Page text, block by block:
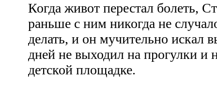
Когда живот перестал болеть,
раньше с ним никогда не
делать, и он мучительно искал
дней не выходил на прогулки и
детской площадке.